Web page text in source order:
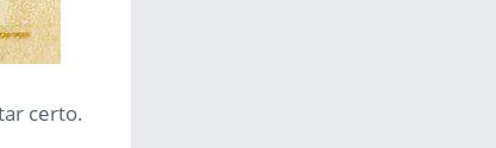
certo.